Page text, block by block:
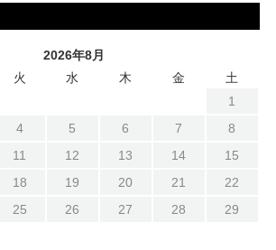
2026年8月
火 水 木 金
土
1
4 5 6 7
8
11 12 13 14
15
18 19 20 21
22
25 26 27 28
29